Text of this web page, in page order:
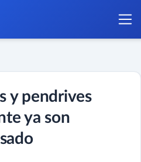
y pendrives
ya son